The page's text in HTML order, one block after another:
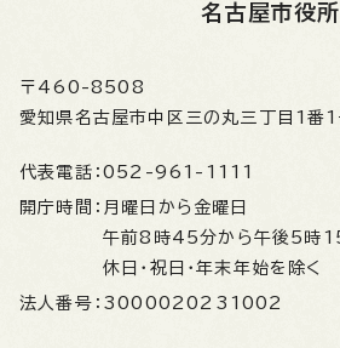
名古屋市役所
〒460-8508
愛知県名古屋市中区三の丸三丁目1番1
代表電話： 052-961-1111
開庁時間： 月曜日から金曜日
午前8時45分から午後5時
休日・祝日・年末年始を除く
法人番号： 3000020231002